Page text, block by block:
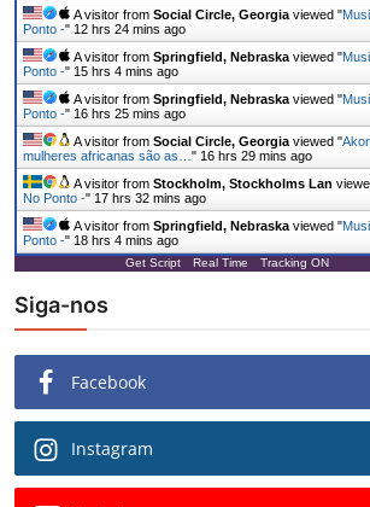
A visitor from Social Circle, Georgia viewed "
Ponto -" 12 hrs 24 mins ago
A visitor from Springfield, Nebraska viewed "
Ponto -" 15 hrs 4 mins ago
A visitor from Springfield, Nebraska viewed "
Ponto -" 16 hrs 25 mins ago
A visitor from Social Circle, Georgia viewed "
mulheres africanas são as… " 16 hrs 29 mins ago
A visitor from Stockholm, Stockholms Lan
No Ponto -" 17 hrs 32 mins ago
A visitor from Springfield, Nebraska viewed "
Ponto -" 18 hrs 4 mins ago
Get Script Real Time Tracking ON
Siga-nos
Facebook
Instagram